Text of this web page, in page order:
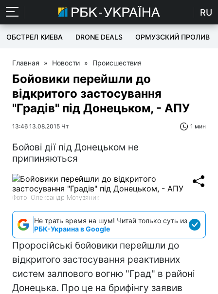
RU
ОБСТРЕЛ КИЕВА DRONE DEALS ОРМУЗСКИЙ ПРОЛИВ
Главная » Новости » Происшествия
Бойовики перейшли до
відкритого застосування
"Градів" під Донецьком, - АПУ
13:46 13.08.2015 Чт 1 мин
Бойові дії під Донецьком не
припиняються
Фото: Олександр Мотузяник
Не трать время на шум! Читай только суть из
РБК-Украина в Google
Проросійські бойовики перейшли до
відкритого застосування реактивних
систем залпового вогню "Град" в районі
Донецька. Про це на брифінгу заявив